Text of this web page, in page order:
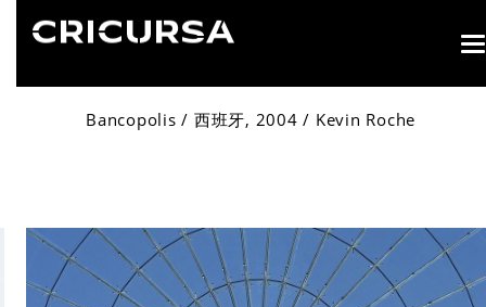
Bancopolis / 西班牙, 2004 / Kevin Roche